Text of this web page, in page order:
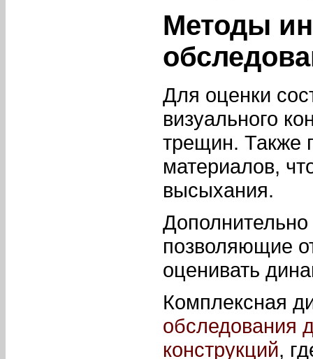
Методы
Для оценки
визуального
трещин. Также
материалов,
высыхания.
позволяющие
оценивать
Комплексная
обследования
конструкций,